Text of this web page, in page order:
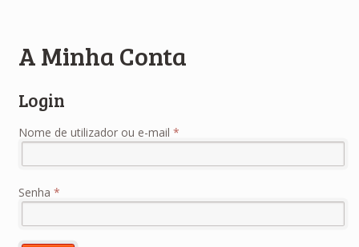
A Minha Conta
Login
Nome de utilizador ou e-mail *
Senha *